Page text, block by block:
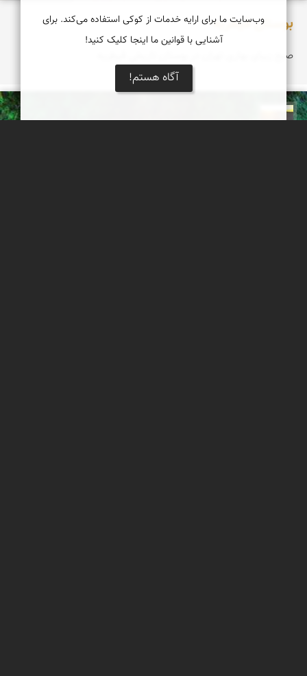
بوستان قیطریه
صبح زیبای بهاری تهران در بوستان تاریخی قیطریه
مهدی مخلصیان
وب‌سایت ما برای ارایه خدمات از کوکی استفاده می‌کند. برای
آشنایی با قوانین ما اینجا کلیک کنید!
آگاه هستم!